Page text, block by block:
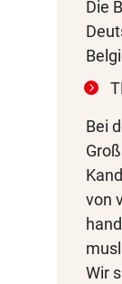
Die
Bei
von
Wir